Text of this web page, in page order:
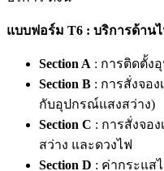
แบบฟอร์ม T6 : บริการด้าน
Section A : การติดตั้ง
Section B : การสั่งจอ
กับอุปกรณ์แสงสว่าง)
Section C : การสั่งจอ
สว่าง และดวงไฟ
Section D : ค่ากระแส